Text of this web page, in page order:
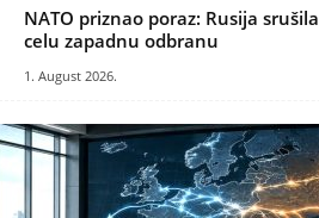
NATO priznao poraz: Rusija srušila
celu zapadnu odbranu
1. August 2026.